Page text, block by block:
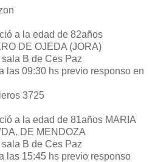
a la edad de 82años
DE OJEDA (JORA)
B de Ces Paz
las 09:30 hs previo responso en
3725
a la edad de 81años MARIA
DE MENDOZA
B de Ces Paz
las 15:45 hs previo responso